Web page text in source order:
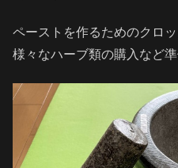
ペーストを作るためのクロ
様々なハーブ類の購入など準